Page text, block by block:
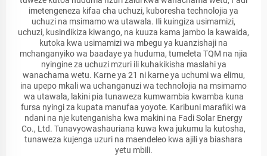
imetengeneza kifaa cha uchuzi, kuboresha technolojia ya
uchuzi na msimamo wa utawala. Ili kuingiza usimamizi,
uchuzi, kusindikiza kiwango, na kuuza kama jambo la kawaida,
kutoka kwa usimamizi wa mbegu ya kuanzishaji na
mchanganyiko wa baadaye ya huduma, tumeleta TQM na njia
nyingine za uchuzi mzuri ili kuhakikisha maslahi ya
wanachama wetu. Karne ya 21 ni karne ya uchumi wa elimu,
ina upepo mkali wa uchanganuzi wa technolojia na msimamo
wa utawala, lakini pia tunaweza kumwambia kwamba kuna
fursa nyingi za kupata manufaa yoyote. Karibuni marafiki wa
ndani na nje kutenganisha kwa makini na Fadi Solar Energy
Co., Ltd. Tunavyowashauriana kuwa kwa jukumu la kutosha,
tunaweza kujenga uzuri na maendeleo kwa ajili ya biashara
yetu mbili.